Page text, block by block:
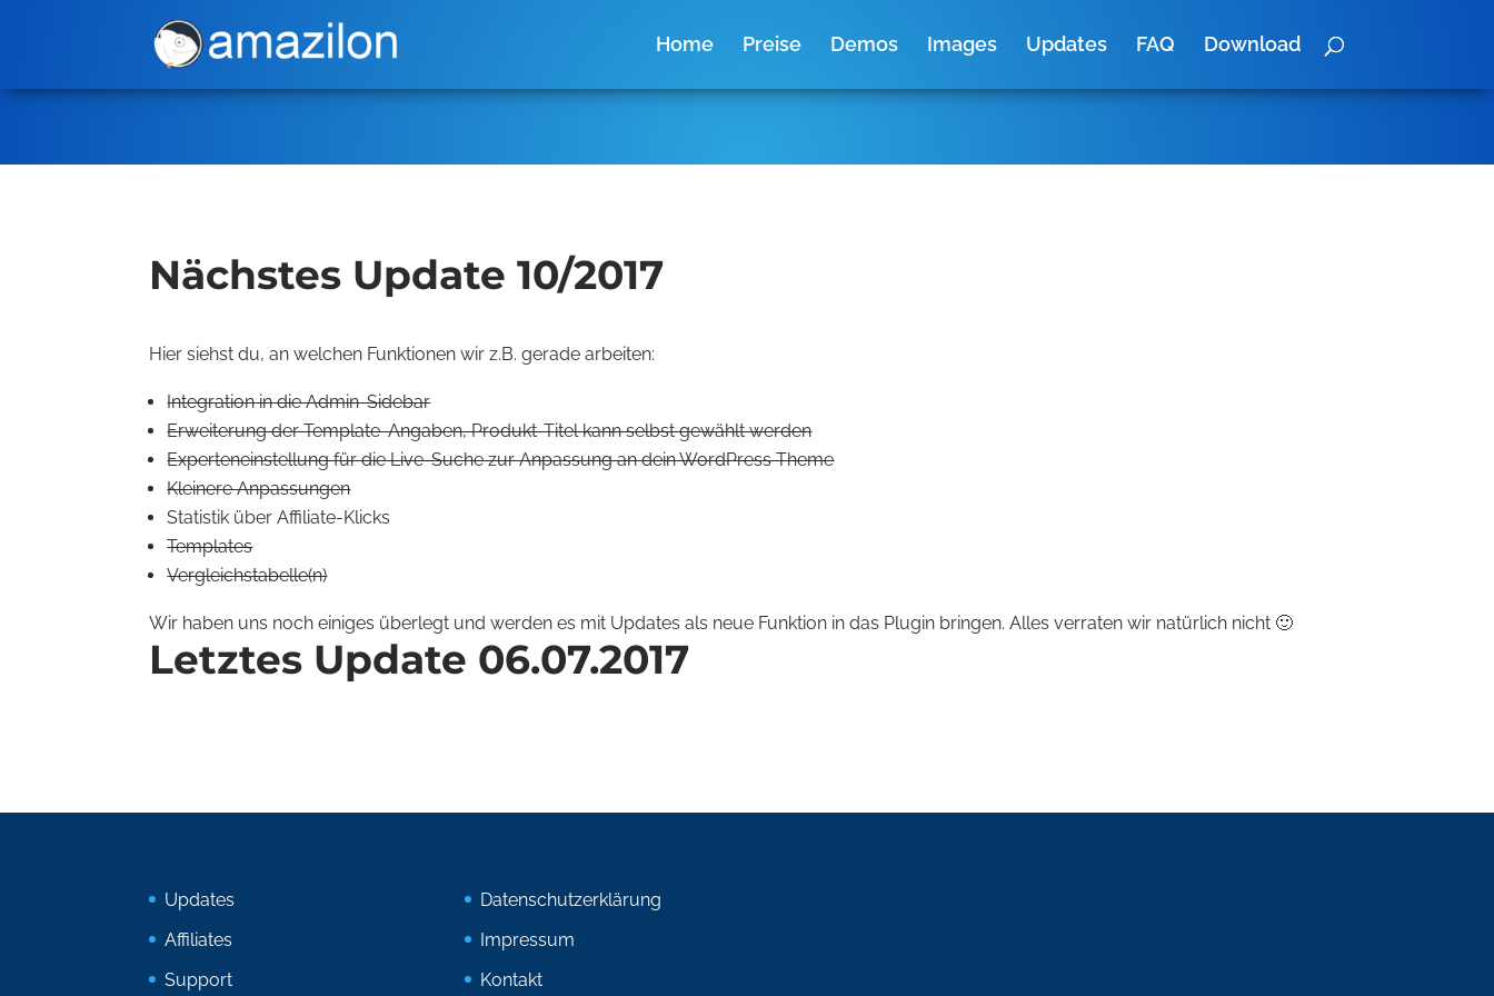
Home Preise Demos Images Updates FAQ Download
Nächstes Update 10/2017
Hier siehst du, an welchen Funktionen wir z.B. gerade arbeiten:
Integration in die Admin-Sidebar
Erweiterung der Template-Angaben, Produkt-Titel kann selbst gewählt werden
Experteneinstellung für die Live-Suche zur Anpassung an dein WordPress Theme
Kleinere Anpassungen
Statistik über Affiliate-Klicks
Templates
Vergleichstabelle(n)
Wir haben uns noch einiges überlegt und werden es mit Updates als neue Funktion in das Plugin bringen. Alles verraten wir natürlich nicht 🙂
Letztes Update 06.07.2017
Updates
Affiliates
Support
Datenschutzerklärung
Impressum
Kontakt